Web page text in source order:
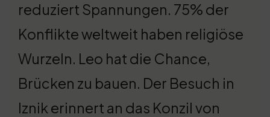
reduziert Spannungen. 75% der
Konflikte weltweit haben religiöse
Wurzeln. Leo hat die Chance,
Brücken zu bauen. Der Besuch in
Iznik erinnert an das Konzil von